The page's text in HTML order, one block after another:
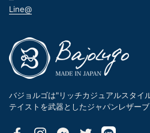
Line@
バジョルゴは"リッチカジュアルスタイ
テイストを武器としたジャパンレザーブ